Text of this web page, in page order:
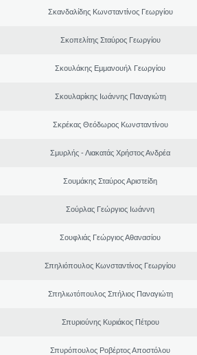
Σκανδαλίδης Κωνσταντίνος Γεωργίου
Σκοπελίτης Σταύρος Γεωργίου
Σκουλάκης Εμμανουήλ Γεωργίου
Σκουλαρίκης Ιωάννης Παναγιώτη
Σκρέκας Θεόδωρος Κωνσταντίνου
Σμυρλής - Λιακατάς Χρήστος Ανδρέα
Σουμάκης Σταύρος Αριστείδη
Σούρλας Γεώργιος Ιωάννη
Σουφλιάς Γεώργιος Αθανασίου
Σπηλιόπουλος Κωνσταντίνος Γεωργίου
Σπηλιωτόπουλος Σπήλιος Παναγιώτη
Σπυριούνης Κυριάκος Πέτρου
Σπυρόπουλος Ροβέρτος Αποστόλου